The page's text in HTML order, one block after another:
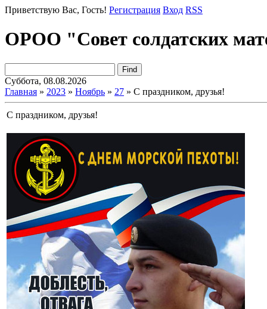
Приветствую Вас, Гость! Регистрация Вход RSS
ОРОО "Совет солдатских
Суббота, 08.08.2026
Главная » 2023 » Ноябрь » 27 » С праздником, друзья!
С праздником, друзья!